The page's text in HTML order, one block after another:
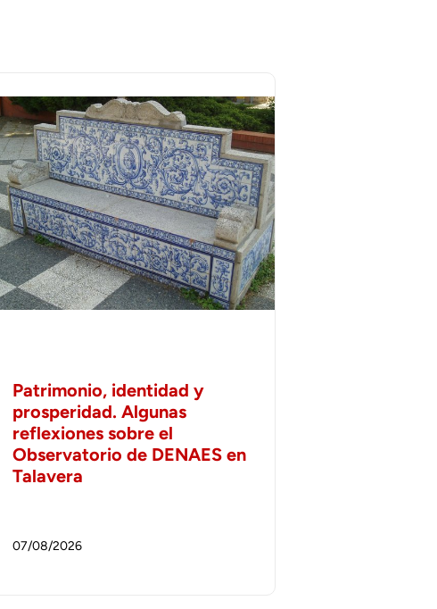
Patrimonio, identidad y
prosperidad. Algunas
reflexiones sobre el
Observatorio de DENAES en
Talavera
07/08/2026